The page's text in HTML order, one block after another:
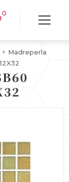
0
Madreperla